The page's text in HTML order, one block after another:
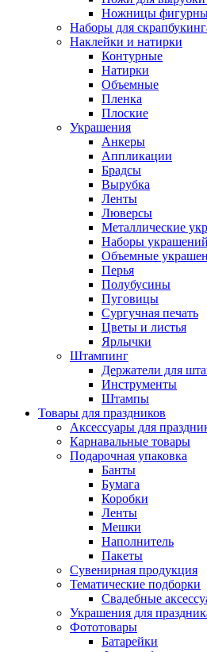
Ножницы
Наборы для
Наклейки и натирки
Контурные
Натирки
Объемные
Пленка
Плоские
Украшения
Анкеры
Аппликации
Брадсы
Вырубка
Ленты
Люверсы
Металлические
Наборы украшений
Объемные
Перья
Полубусины
Пуговицы
Сургучная печать
Цветы и листья
Ярлычки
Штампинг
Держатели для
Инструменты
Штампы
Товары для праздников
Аксессуары для
Карнавальные товары
Подарочная упаковка
Банты
Бумага
Коробки
Ленты
Мешки
Наполнитель
Пакеты
Сувенирная продукция
Тематические подборки
Свадебные
Украшения для
Фототовары
Батарейки